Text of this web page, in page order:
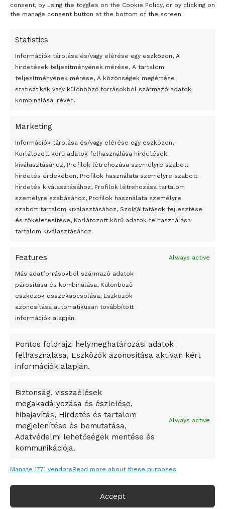
consent, by using the toggles on the Cookie Policy, or by clicking on
the manage consent button at the bottom of the screen.
Statistics
Információk tárolása és/vagy elérése egy eszközön, A
hirdetések teljesítményének mérése, A tartalom
teljesítményének mérése, A közönségek megértése
statisztikák vagy különböző forrásokból származó adatok
kombinálásai révén.
Marketing
Információk tárolása és/vagy elérése egy eszközön,
Korlátozott körű adatok felhasználása hirdetések
kiválasztásához, Profilok létrehozása személyre szabott
hirdetés érdekében, Profilok használata személyre szabott
hirdetés kiválasztásához, Profilok létrehozása tartalom
személyre szabásához, Profilok használata személyre
szabott tartalom kiválasztásához, Szolgáltatások fejlesztése
és tökéletesítése, Korlátozott körű adatok felhasználása
tartalom kiválasztásához.
Features Always active
Más adatforrásokból származó adatok
párosítása és kombinálása, Különböző
eszközök összekapcsolása, Eszközök
azonosítása automatikusan továbbított
információk alapján.
Pontos földrajzi helymeghatározási adatok
felhasználása, Eszközök azonosítása aktívan kért
információk alapján.
Biztonság, visszaélések
megakadályozása és észlelése,
hibajavítás, Hirdetés és tartalom
megjelenítése és bemutatása,
Adatvédelmi lehetőségek mentése és
kommunikációja.
Always active
Manage 1771 vendorsRead more about these purposes
Accept
Átmenetileg szünetelnek az összecsapások Bahmutnál
Egy vagyonért adták el Banksy művét miután elégették.
Az 1950-ben elhunyt alkotók művei szabadon
felhasználhatóvá válnak
Peking – A visegrádi országok zsidó kulturális örökségét
bemutató fotókiállítás nyílt
Megveszi az osztrák Wienerberger az amerikai Meridian
Bricket
A Startup Campus egyetemi programjainak legjobbjai az
A Ringo Starr új albummal jelentkezik
A Vajdasági Magyar Szövetség államtitkárait kinevezték
Dzsingisz kán hódító hadjárata okozta
Kuramagomedov ötödik, Muszukajev elődöntős – Birkózó
világkupa